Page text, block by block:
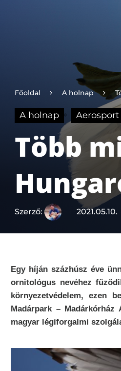
Főoldal A holnap
A holnap Aerosport
Több
Szerző: 2021.05.10.
Egy híján százhúsz éve
ornitológus nevéhez
környezetvédelem, ezen
Madárpark –
magyar légiforgalmi